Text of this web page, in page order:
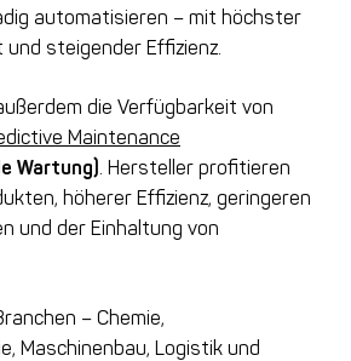
automatisieren – mit höchster
steigender Effizienz.
die Verfügbarkeit von
Maintenance
Wartung). Hersteller profitieren
höherer Effizienz, geringeren
und der Einhaltung von
– Chemie,
Maschinenbau, Logistik und